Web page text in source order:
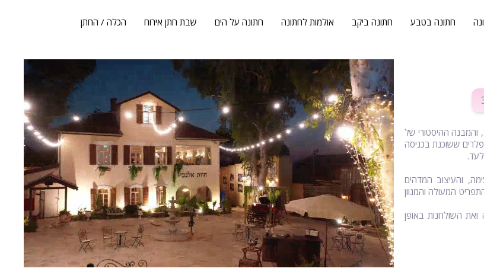
חתונה בטבע חתונה ביקב אולמות לחתונה חתונה על הים שבת חתן אירוח הכלה / החתן
והמבנה ההיסטורי של
ששוכנת בכניסה
והעיצוב המדהים
המעולה והמגוון
השולחנות באופן